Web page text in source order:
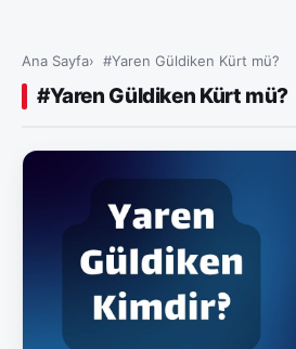
Ana Sayfa #Yaren Güldiken Kürt mü?
#Yaren Güldiken Kürt mü?